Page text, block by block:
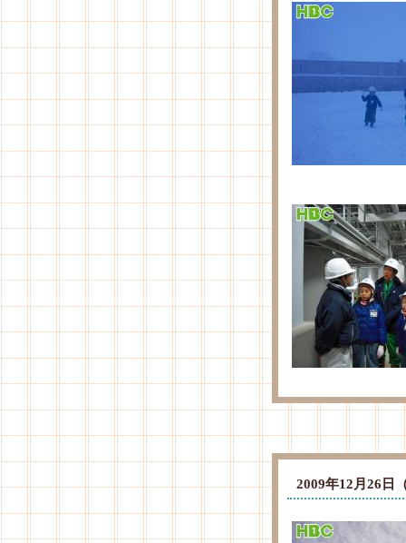
2009年12月26